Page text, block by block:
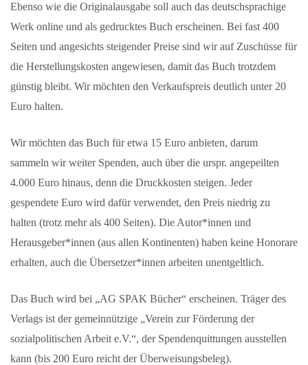
Ebenso wie die Originalausgabe soll auch das deutschsprachige
Werk online und als gedrucktes Buch erscheinen. Bei fast 400
Seiten und angesichts steigender Preise sind wir auf Zuschüsse für
die Herstellungskosten angewiesen, damit das Buch trotzdem
günstig bleibt. Wir möchten den Verkaufspreis deutlich unter 20
Euro halten.
Wir möchten das Buch für etwa 15 Euro anbieten, darum
sammeln wir weiter Spenden, auch über die urspr. angepeilten
4.000 Euro hinaus, denn die Druckkosten steigen. Jeder
gespendete Euro wird dafür verwendet, den Preis niedrig zu
halten (trotz mehr als 400 Seiten). Die Autor*innen und
Herausgeber*innen (aus allen Kontinenten) haben keine Honorare
erhalten, auch die Übersetzer*innen arbeiten unentgeltlich.
Das Buch wird bei „AG SPAK Bücher“ erscheinen. Träger des
Verlags ist der gemeinnützige „Verein zur Förderung der
sozialpolitischen Arbeit e.V.“, der Spendenquittungen ausstellen
kann (bis 200 Euro reicht der Überweisungsbeleg).